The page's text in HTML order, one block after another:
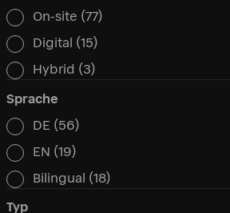
Location
On-site (77)
Digital (15)
Hybrid (3)
Sprache
Sprache
DE (56)
EN (19)
Bilingual (18)
Typ